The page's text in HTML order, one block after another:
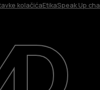
kolačićaEtikaSpeak Up